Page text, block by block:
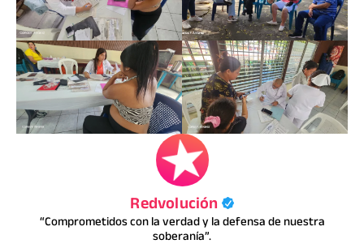
Redvolución
“Comprometidos con la verdad y la defensa de nuestra
soberanía”.